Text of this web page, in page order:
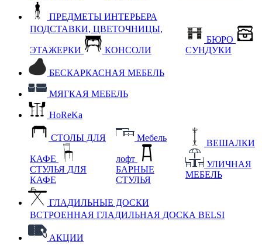
ПРЕДМЕТЫ ИНТЕРЬЕРА
ПОДСТАВКИ, ЦВЕТОЧНИЦЫ,
ЭТАЖЕРКИ КОНСОЛИ
БЮРО
СУНДУКИ
БЕСКАРКАСНАЯ МЕБЕЛЬ
МЯГКАЯ МЕБЕЛЬ
HoReKa
СТОЛЫ ДЛЯ
КАФЕ
СТУЛЬЯ ДЛЯ
КАФЕ
Мебель
лофт
БАРНЫЕ
СТУЛЬЯ
ВЕШАЛКИ
УЛИЧНАЯ
МЕБЕЛЬ
ГЛАДИЛЬНЫЕ ДОСКИ
ВСТРОЕННАЯ ГЛАДИЛЬНАЯ ДОСКА BELSI
АКЦИИ